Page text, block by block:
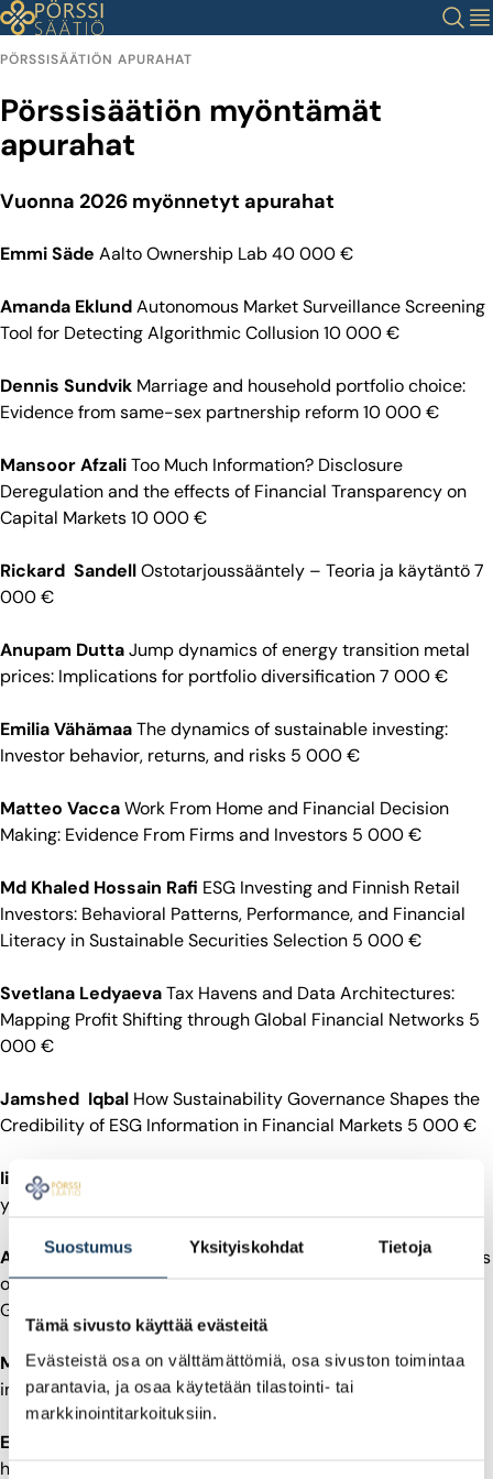
Suostumus Yksityiskohdat Tietoja
Tämä sivusto käyttää evästeitä
Evästeistä osa on välttämättömiä, osa sivuston toimintaa
parantavia, ja osaa käytetään tilastointi- tai
markkinointitarkoituksiin.
Siirry
sisältöön
Haku
PÖRSSISÄÄTIÖN APURAHAT
Pörssisäätiön myöntämät
apurahat
Vuonna 2026 myönnetyt apurahat
Emmi Säde Aalto Ownership Lab 40 000 €
Amanda EklundAutonomous Market Surveillance Screening
Tool for Detecting Algorithmic Collusion 10 000 €
Dennis Sundvik Marriage and household portfolio choice:
Evidence from same-sex partnership reform 10 000 €
Mansoor AfzaliToo Much Information? Disclosure
Deregulation and the effects of Financial Transparency on
Capital Markets 10 000 €
Rickard SandellOstotarjoussääntely – Teoria ja käytäntö 7
000 €
Anupam DuttaJump dynamics of energy transition metal
prices: Implications for portfolio diversification 7 000 €
Emilia VähämaaThe dynamics of sustainable investing:
Investor behavior, returns, and risks 5 000 €
Matteo VaccaWork From Home and Financial Decision
Making: Evidence From Firms and Investors 5 000 €
Md Khaled Hossain Rafi ESG Investing and Finnish Retail
Investors: Behavioral Patterns, Performance, and Financial
Literacy in Sustainable Securities Selection 5 000 €
Svetlana LedyaevaTax Havens and Data Architectures:
Mapping Profit Shifting through Global Financial Networks 5
000 €
Jamshed Iqbal How Sustainability Governance Shapes the
Credibility of ESG Information in Financial Markets 5 000 €
Iiro SäiläOsakeyhtiön erilajiset osakkeet varojenjaossa ja
yritysjärjestelyissä 5 000 €
Alex GünsbergMisconceived Rejections: Equilibrium Effects
of Fairness Constraints in Algorithmic Lending (Alex P.
Günsberg) 5 000 €
Merva Hämäläinen Sijoittaminen pörssiosakkeisiin ja
indeksirahastoihin Suomessa ja Ruotsissa 5 000 €
Elina Hokkanen
hyödyllisyys taloudellisessa päätöksenteossa 1 500 €